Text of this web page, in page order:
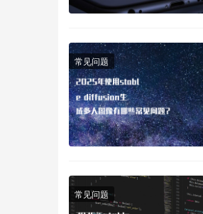
常见问题
常见问题